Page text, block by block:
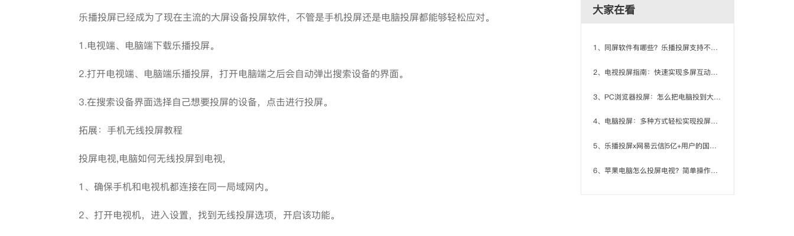
乐播投屏已经成为了现在主流的大屏设备投屏软件，不管是手机投屏还是电脑投屏都能够轻松应对。
1.电视端、电脑端下载乐播投屏。
2.打开电视端、电脑端乐播投屏，打开电脑端之后会自动弹出搜索设备的界面。
3.在搜索设备界面选择自己想要投屏的设备，点击进行投屏。
拓展：手机无线投屏教程
投屏电视,电脑如何无线投屏到电视,
1、确保手机和电视机都连接在同一局域网内。
2、打开电视机，进入设置，找到无线投屏选项，开启该功能。
大家在看
1、同屏软件有哪些？乐播投屏支持不同平台多设备同时共享屏幕
2、电视投屏指南：快速实现多屏互动享受更好观影体验
3、PC浏览器投屏：怎么把电脑投到大屏上？
4、电脑投屏：多种方式轻松实现投屏操作
5、乐播投屏x网易云信|5亿+用户的国民级投屏服务提供商是怎样炼成的
6、苹果电脑怎么投屏电视？简单操作畅享极致电脑投屏体验